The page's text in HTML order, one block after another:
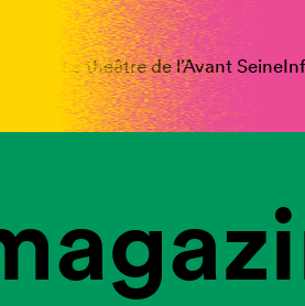
Le théâtre de l’Avant Seine